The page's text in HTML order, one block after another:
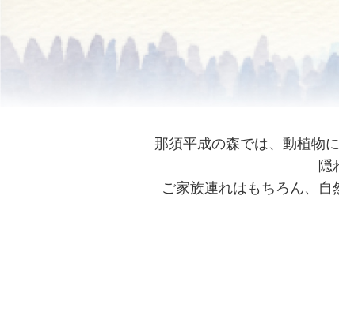
那須平成の森では、動植物
隠
ご家族連れはもちろん、